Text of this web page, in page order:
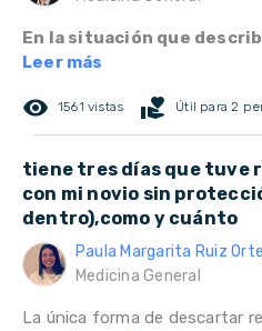
En la situación que
Leer más
remove_red_eye 1561 vistas volunteer_activism Útil para 2
tiene tres días que tuve
con mi novio sin
dentro),como y cuánto
Paula Margarita Ruiz
Medicina General
La única forma de descartar